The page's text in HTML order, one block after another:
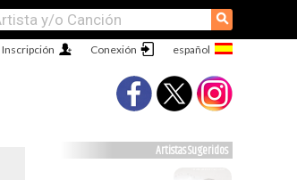
⚲
Conexión
Inscripción
Artistas Sugeridos